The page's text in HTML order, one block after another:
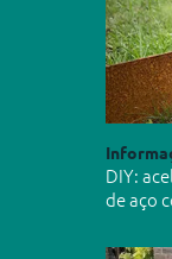
DIY:
de aço